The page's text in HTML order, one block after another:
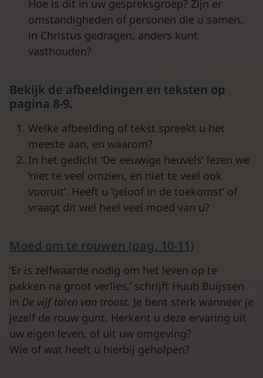
Hoe is dit in uw gespreksgroep? Zijn er
omstandigheden of personen die u samen,
in Christus gedragen, anders kunt
vasthouden?
Bekijk de afbeeldingen en teksten op
pagina 8-9.
Welke afbeelding of tekst spreekt u het
meeste aan, en waarom?
In het gedicht ‘De eeuwige heuvels’ lezen we
‘niet te veel omzien, en niet te veel ook
vooruit’. Heeft u ‘geloof in de toekomst’ of
vraagt dit wel heel veel moed van u?
Moed om te rouwen (pag. 10-11)
‘Er is zelfwaarde nodig om het leven op te
pakken na groot verlies,’ schrijft Huub Buijssen
in De vijf talen van troost. Je bent sterk wanneer je
jezelf de rouw gunt. Herkent u deze ervaring uit
uw eigen leven, of uit uw omgeving?
Wie of wat heeft u hierbij geholpen?